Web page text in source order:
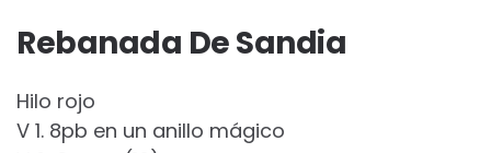
Rebanada De Sandia
Hilo rojo
V 1. 8pb en un anillo mágico